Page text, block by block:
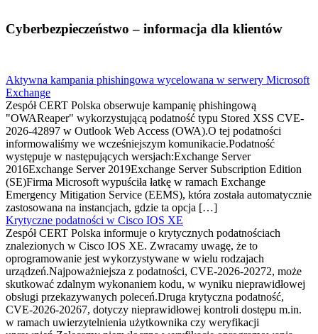
Cyberbezpieczeństwo – informacja dla klientów
Aktywna kampania phishingowa wycelowana w serwery Microsoft
Exchange
Zespół CERT Polska obserwuje kampanię phishingową
"OWAReaper" wykorzystującą podatność typu Stored XSS CVE-
2026-42897 w Outlook Web Access (OWA).O tej podatności
informowaliśmy we wcześniejszym komunikacie.Podatność
występuje w następujących wersjach:Exchange Server
2016Exchange Server 2019Exchange Server Subscription Edition
(SE)Firma Microsoft wypuściła łatkę w ramach Exchange
Emergency Mitigation Service (EEMS), która została automatycznie
zastosowana na instancjach, gdzie ta opcja […]
Krytyczne podatności w Cisco IOS XE
Zespół CERT Polska informuje o krytycznych podatnościach
znalezionych w Cisco IOS XE. Zwracamy uwagę, że to
oprogramowanie jest wykorzystywane w wielu rodzajach
urządzeń.Najpoważniejsza z podatności, CVE-2026-20272, może
skutkować zdalnym wykonaniem kodu, w wyniku nieprawidłowej
obsługi przekazywanych poleceń.Druga krytyczna podatność,
CVE-2026-20267, dotyczy nieprawidłowej kontroli dostępu m.in.
w ramach uwierzytelnienia użytkownika czy weryfikacji